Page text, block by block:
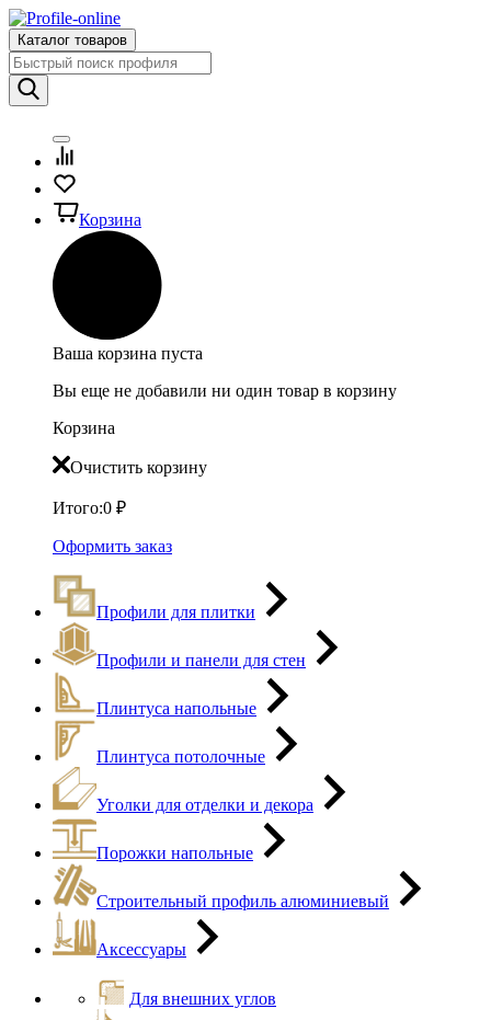
Каталог товаров
Корзина
Ваша корзина пуста
Вы еще не добавили ни один товар в корзину
Корзина
Очистить корзину
Итого:0 ₽
Оформить заказ
Профили для плитки
Профили и панели для стен
Плинтуса напольные
Плинтуса потолочные
Уголки для отделки и декора
Порожки напольные
Строительный профиль алюминиевый
Аксессуары
Для внешних углов